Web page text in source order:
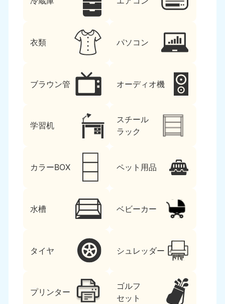
衣類 パソコン
ブラウン管 オーディオ機
学習机
スチール
ラック
カラーBOX ペット用品
水槽 ベビーカー
タイヤ シュレッダー
プリンター
ゴルフ
セット